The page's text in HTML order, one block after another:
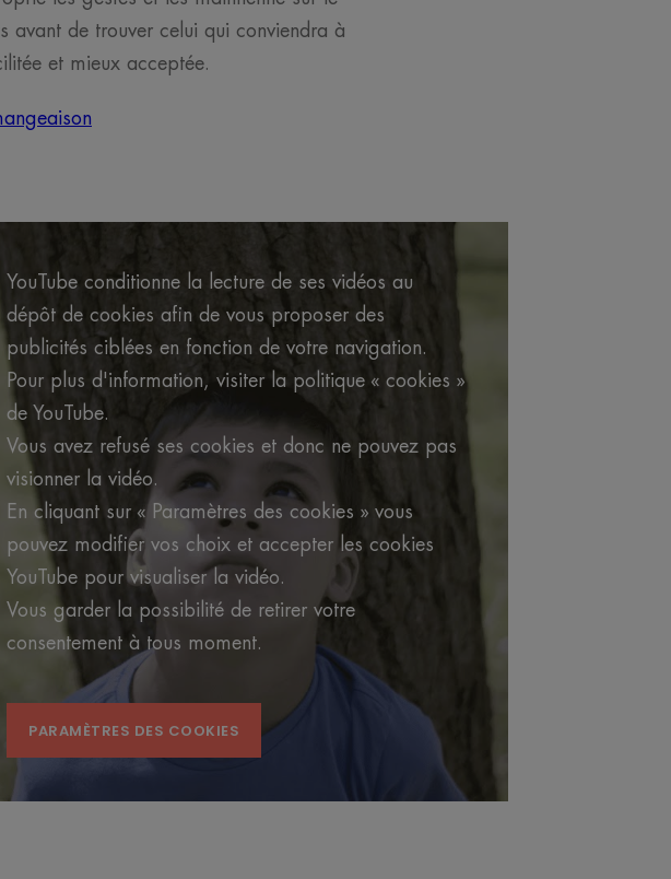
avant de trouver celui qui conviendra à
et mieux acceptée.
YouTube conditionne la lecture de ses vidéos au
dépôt de cookies afin de vous proposer des
publicités ciblées en fonction de votre navigation.
Pour plus d'information, visiter la politique « cookies »
de YouTube.
Vous avez refusé ses cookies et donc ne pouvez pas
visionner la vidéo.
En cliquant sur « Paramètres des cookies » vous
pouvez modifier vos choix et accepter les cookies
YouTube pour visualiser la vidéo.
Vous garder la possibilité de retirer votre
consentement à tous moment.
PARAMÈTRES DES COOKIES